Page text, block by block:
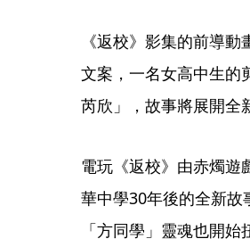
《返校》影集的前導
文案，一名女高中生的
芮欣」，故事將展開全
電玩《返校》由赤燭遊
華中學30年後的全新
「方同學」靈魂也開始